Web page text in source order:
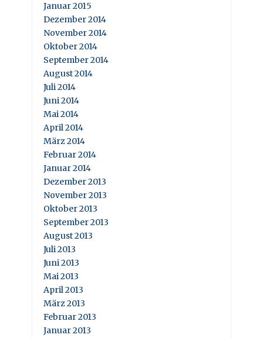
Januar 2015
Dezember 2014
November 2014
Oktober 2014
September 2014
August 2014
Juli 2014
Juni 2014
Mai 2014
April 2014
März 2014
Februar 2014
Januar 2014
Dezember 2013
November 2013
Oktober 2013
September 2013
August 2013
Juli 2013
Juni 2013
Mai 2013
April 2013
März 2013
Februar 2013
Januar 2013